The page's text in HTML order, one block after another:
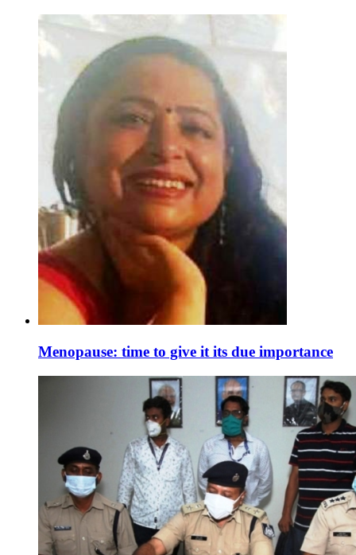
Menopause: time to give it its due importance